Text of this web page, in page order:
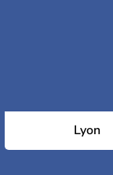
Lyon